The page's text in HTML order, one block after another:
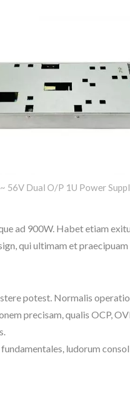
56V Dual O/P 1U Power
ad 900W. Habet etiam
qui ultimam et praecipuam
potest. Normalis
precisam, qualis OCP,
ludorum